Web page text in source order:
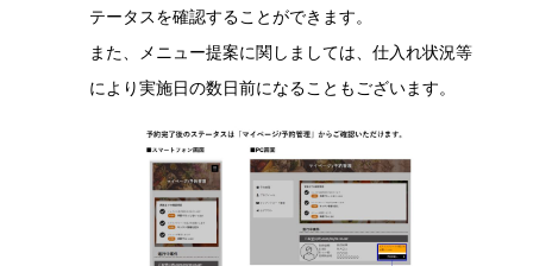
テータスを確認することができます。
また、メニュー提案に関しましては、仕入れ状況等
により実施日の数日前になることもございます。